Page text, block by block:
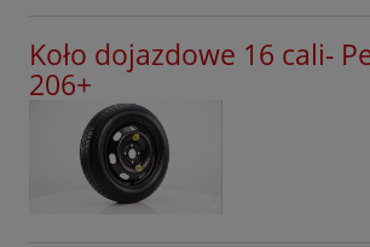
Fiat
Ford
Forthing
406
508 RXH
Koło dojazdowe 16 cali-
206+